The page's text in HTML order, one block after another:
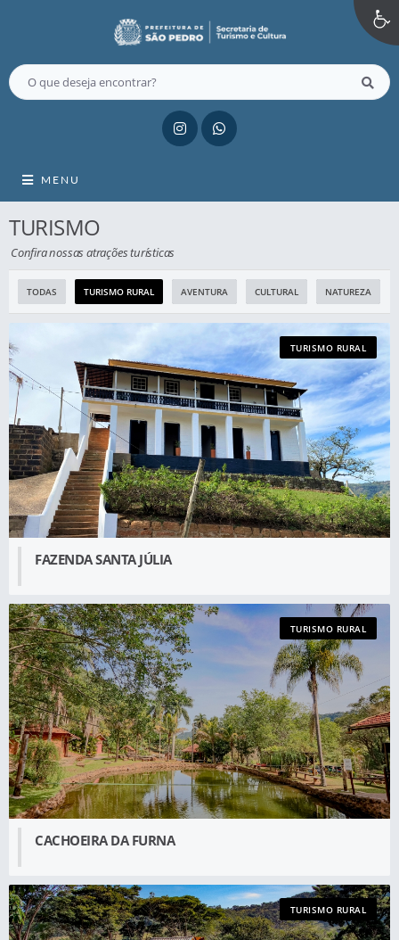
MENU
TURISMO
Confira nossas atrações turísticas
TODAS TURISMO RURAL AVENTURA CULTURAL NATUREZA
FAZENDA SANTA JÚLIA
TURISMO RURAL
CACHOEIRA DA FURNA
TURISMO RURAL
TURISMO RURAL